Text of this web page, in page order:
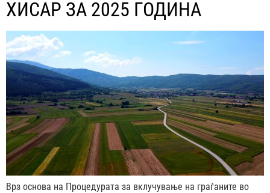
ХИСАР ЗА 2025 ГОДИНА
Врз основа на Процедурата за вклучување на граѓаните во